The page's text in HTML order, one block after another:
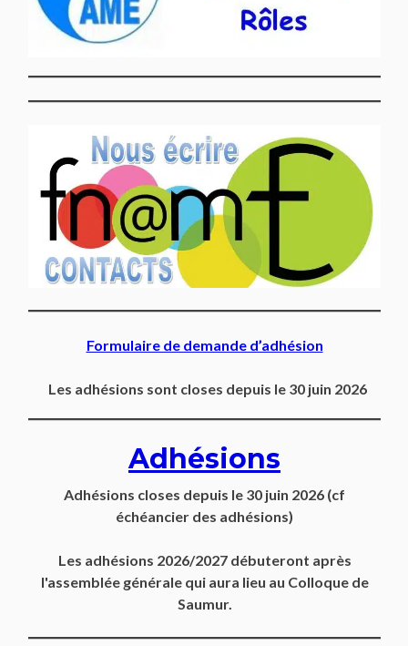
Formulaire de demande d’adhésion
Les adhésions sont closes depuis le 30 juin 2026
Adhésions
Adhésions closes depuis le 30 juin 2026 (cf
échéancier des adhésions)
Les adhésions 2026/2027 débuteront après
l'assemblée générale qui aura lieu au Colloque de
Saumur.